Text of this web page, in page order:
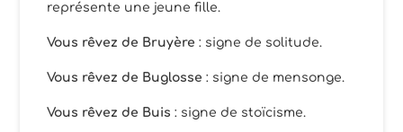
représente une jeune fille.
Vous rêvez de Bruyère : signe de solitude.
Vous rêvez de Buglosse : signe de mensonge.
Vous rêvez de Buis : signe de stoïcisme.